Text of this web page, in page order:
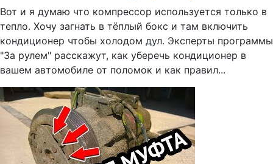
Вот и я думаю что компрессор используется только в
тепло. Хочу загнать в тёплый бокс и там включить
кондиционер чтобы холодом дул. Эксперты программы
"За рулем" расскажут, как уберечь кондиционер в
вашем автомобиле от поломок и как правил...